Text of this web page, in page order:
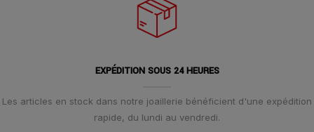
EXPÉDITION SOUS 24 HEURES
Les articles en stock dans notre joaillerie bénéficient d'une expédition
rapide, du lundi au vendredi.